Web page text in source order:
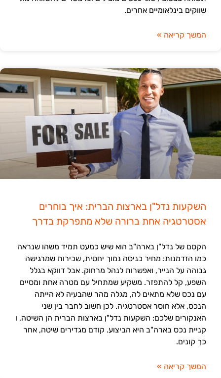
שווקים בינלאומיים אחרים.
המשך קריאה »
השקעות נדל"ן בארצות הברית: איך בוחרים
אסטרטגיה אחת ברורה שלא מתפרקת בדרך
הקסם של נדל"ן בארה"ב הוא שיש כמעט תמיד משהו שנראה
כמו הזדמנות: מחיר כניסה נמוך יחסית, שכירות שמרגישה
גבוהה על הנייר, ואפשרות לנהל מרחוק. אבל דווקא בגלל
השפע, קל להתפזר. משקיע שמתחיל עם מטרה אחת ומסיים
עם נכס שלא מתאים לה, מגלה מהר שהבעיה לא הייתה
הנכס, אלא חוסר אסטרטגיה. לכן חשוב לחבר בין שני
האנקורים שלכם: השקעות נדל"ן בארצות הברית הן השיטה, ו
קניית נכס בארה"ב היא הביצוע. קודם מגדירים שיטה, אחר
כך קונים.
המשך קריאה »